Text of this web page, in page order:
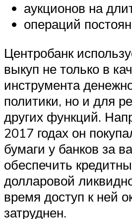
аукционов на
операций
Центробанк
выкуп не только в
инструмента
политики, но и для
других функций.
2017 годах он
бумаги у банков за
обеспечить
долларовой
время доступ к ней
затруднен.